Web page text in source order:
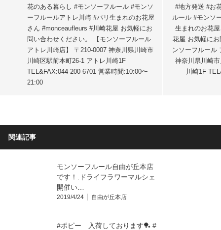
花のある暮らし #モンソーフルール #モンソ
ーフルールアトレ川崎 #パリ生まれのお花屋
さん #monceaufleurs #川崎花屋 お気軽にお
問い合わせください。 【モンソーフルール
アトレ川崎店】 〒210-0007 神奈川県川崎市
川崎区駅前本町26-1 アトレ川崎1F
TEL&FAX:044-200-6701 営業時間:10:00〜
21:00
#地方発送 #お
ルール #モンソ
生まれのお花
花屋 お気軽に
ンソーフルール
神奈川県川崎
川崎1F
関連記事
モンソーフルール自由が丘本店
です！.ドライフラワーマルシェ
開催い…
2019/4/24 自由が丘本店
#ポピー 入荷しております🏓 #